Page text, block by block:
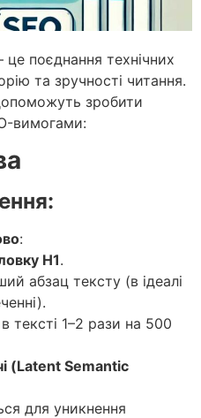
поєднання технічних
та зручності читання.
зробити
вимогами:
:
H1.
абзац тексту (в ідеалі
тексті 1–2 рази на 500
(Latent Semantic
для уникнення